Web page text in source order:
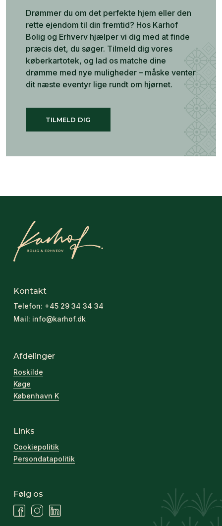
Drømmer du om det perfekte hjem eller den
rette ejendom til din fremtid? Hos Karhof
Bolig og Erhverv hjælper vi dig med at finde
præcis det, du søger. Tilmeld dig vores
køberkartotek, og lad os matche dine
drømme med nye muligheder – måske venter
dit næste eventyr lige rundt om hjørnet.
TILMELD DIG
Kontakt
Telefon: +45 29 34 34 34
Mail: info@karhof.dk
Afdelinger
Roskilde
Køge
København K
Links
Cookiepolitik
Persondatapolitik
Følg os